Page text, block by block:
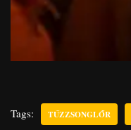
Tags: TŰZZSONGLŐR